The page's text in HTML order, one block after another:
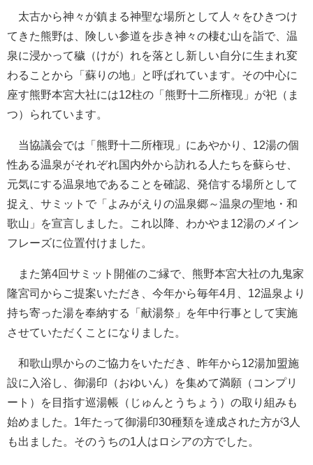
太古から神々が鎮まる神聖な場所として人々をひきつけ
てきた熊野は、険しい参道を歩き神々の棲む山を詣で、温
泉に浸かって穢（けが）れを落とし新しい自分に生まれ変
わることから「蘇りの地」と呼ばれています。その中心に
座す熊野本宮大社には12柱の「熊野十二所権現」が祀（ま
つ）られています。
当協議会では「熊野十二所権現」にあやかり、12湯の個
性ある温泉がそれぞれ国内外から訪れる人たちを蘇らせ、
元気にする温泉地であることを確認、発信する場所として
捉え、サミットで「よみがえりの温泉郷～温泉の聖地・和
歌山」を宣言しました。これ以降、わかやま12湯のメイン
フレーズに位置付けました。
また第4回サミット開催のご縁で、熊野本宮大社の九鬼家
隆宮司からご提案いただき、今年から毎年4月、12温泉より
持ち寄った湯を奉納する「献湯祭」を年中行事として実施
させていただくことになりました。
和歌山県からのご協力をいただき、昨年から12湯加盟施
設に入浴し、御湯印（おゆいん）を集めて満願（コンプリ
ート）を目指す巡湯帳（じゅんとうちょう）の取り組みも
始めました。1年たって御湯印30種類を達成された方が3人
も出ました。そのうちの1人はロシアの方でした。